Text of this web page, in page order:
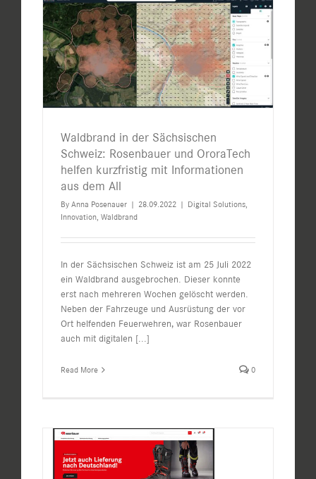
Waldbrand in der Sächsischen
Schweiz: Rosenbauer und OroraTech
helfen kurzfristig mit Informationen
aus dem All
By Anna Posenauer | 28.09.2022 | Digital Solutions,
Innovation, Waldbrand
In der Sächsischen Schweiz ist am 25 Juli 2022
ein Waldbrand ausgebrochen. Dieser konnte
erst nach mehreren Wochen gelöscht werden.
Neben der Fahrzeuge und Ausrüstung der vor
Ort helfenden Feuerwehren, war Rosenbauer
auch mit digitalen [...]
Read More 0